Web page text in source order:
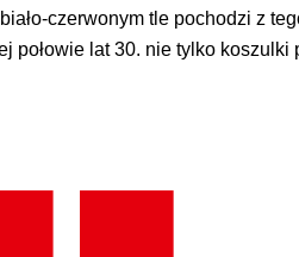
czerwonym tle pochodzi z
połowie lat 30. nie tylko